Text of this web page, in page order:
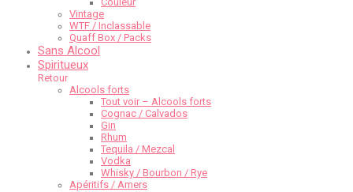
Vintage
WTF / Inclassable
Quaff Box / Packs
Sans Alcool
Spiritueux
Retour
Alcools forts
Tout voir – Alcools forts
Cognac / Calvados
Gin
Rhum
Tequila / Mezcal
Vodka
Whisky / Bourbon / Rye
Apéritifs / Amers